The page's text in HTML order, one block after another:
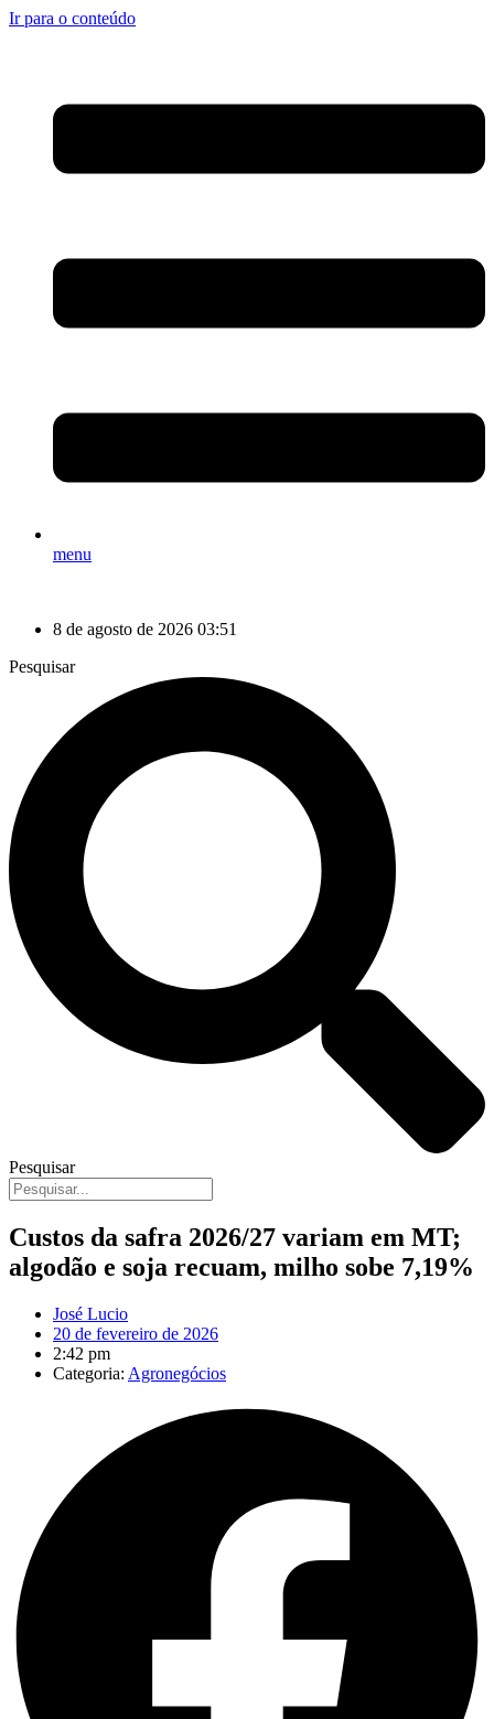
Ir para o conteúdo
menu
8 de agosto de 2026 03:51
Pesquisar
Pesquisar
Custos da safra 2026/27 variam em MT;
algodão e soja recuam, milho sobe 7,19%
José Lucio
20 de fevereiro de 2026
2:42 pm
Categoria: Agronegócios